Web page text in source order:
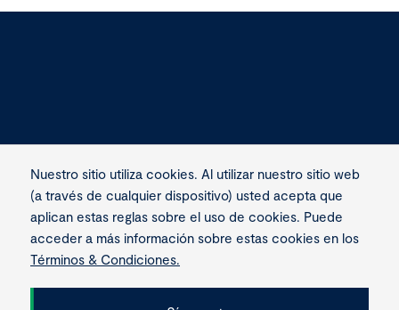
Nuestro sitio utiliza cookies. Al utilizar nuestro sitio web
(a través de cualquier dispositivo) usted acepta que
aplican estas reglas sobre el uso de cookies. Puede
acceder a más información sobre estas cookies en los
Términos & Condiciones.